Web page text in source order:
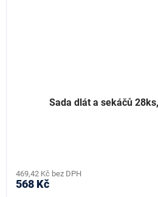
Sada dlát a sekáčů
469,42 Kč bez DPH
568 Kč